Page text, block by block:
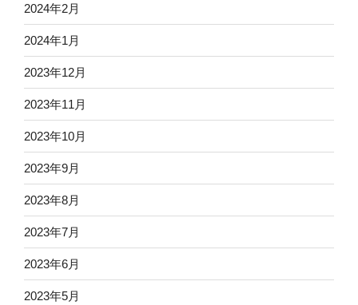
2024年2月
2024年1月
2023年12月
2023年11月
2023年10月
2023年9月
2023年8月
2023年7月
2023年6月
2023年5月